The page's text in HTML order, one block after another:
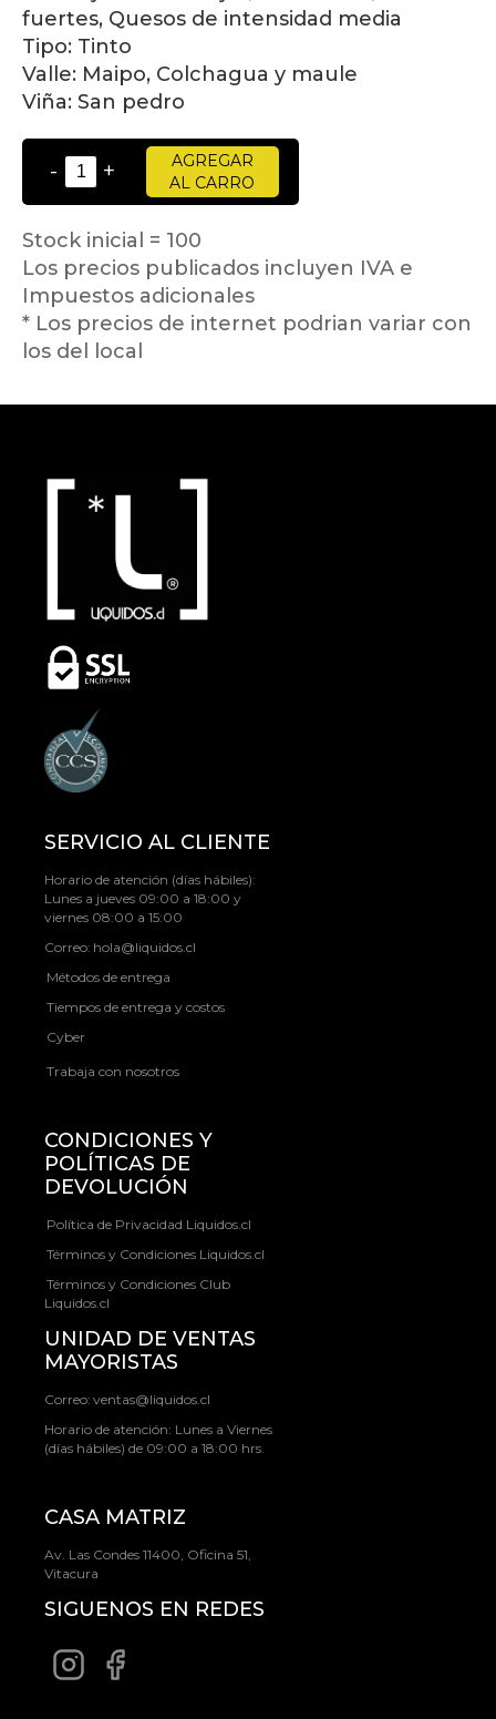
fuertes, Quesos de intensidad media
Tipo: Tinto
Valle: Maipo, Colchagua y maule
Viña: San pedro
- +
AGREGAR
AL CARRO
Stock inicial = 100
Los precios publicados incluyen IVA e
Impuestos adicionales
* Los precios de internet podrian variar con
los del local
SERVICIO AL CLIENTE
Horario de atención (días hábiles):
Lunes a jueves 09:00 a 18:00 y
viernes 08:00 a 15:00
Correo: hola@liquidos.cl
Métodos de entrega
Tiempos de entrega y costos
Cyber
Trabaja con nosotros
CONDICIONES Y
POLÍTICAS DE
DEVOLUCIÓN
Política de Privacidad Liquidos.cl
Términos y Condiciones Liquidos.cl
Términos y Condiciones Club
Liquidos.cl
UNIDAD DE VENTAS
MAYORISTAS
Correo: ventas@liquidos.cl
Horario de atención: Lunes a Viernes
(días hábiles) de 09:00 a 18:00 hrs.
CASA MATRIZ
Av. Las Condes 11400, Oficina 51,
Vitacura
SIGUENOS EN REDES